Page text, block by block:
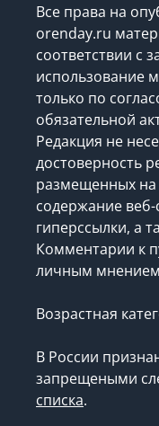
Все права на
orenday.ru
соответствии с
использование
только по
обязательной
Редакция не
достоверность
размещенных на
содержание
гиперссылки, а
Комментарии к
личным мнением
Возрастная
В России
запрещеными
списка.